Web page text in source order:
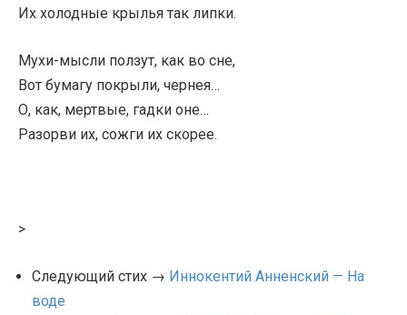
Их холодные крылья так липки.
Мухи-мысли ползут, как во сне,
Вот бумагу покрыли, чернея…
О, как, мертвые, гадки оне…
Разорви их, сожги их скорее.
>
Следующий стих → Иннокентий Анненский — На
воде